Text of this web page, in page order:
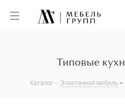
Типовые
Каталог - Эластичная мебель